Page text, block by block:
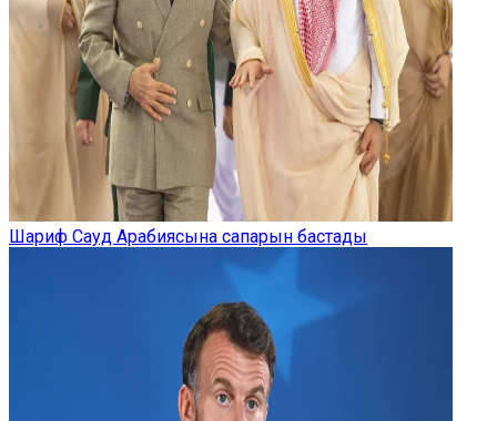
Шариф Сауд Арабиясына сапарын бастады